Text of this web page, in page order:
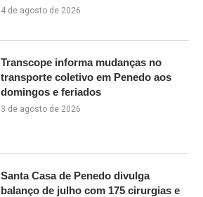
4 de agosto de 2026
Transcope informa mudanças no
transporte coletivo em Penedo aos
domingos e feriados
3 de agosto de 2026
Santa Casa de Penedo divulga
balanço de julho com 175 cirurgias e